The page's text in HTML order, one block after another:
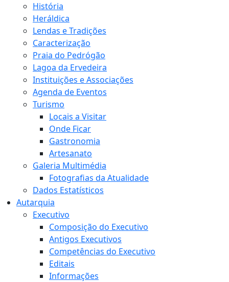
História
Heráldica
Lendas e Tradições
Caracterização
Praia do Pedrógão
Lagoa da Ervedeira
Instituições e Associações
Agenda de Eventos
Turismo
Locais a Visitar
Onde Ficar
Gastronomia
Artesanato
Galeria Multimédia
Fotografias da Atualidade
Dados Estatísticos
Autarquia
Executivo
Composição do Executivo
Antigos Executivos
Competências do Executivo
Editais
Informações